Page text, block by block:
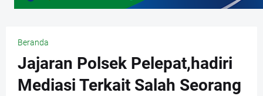
Beranda
Jajaran Polsek Pelepat,hadiri
Mediasi Terkait Salah Seorang